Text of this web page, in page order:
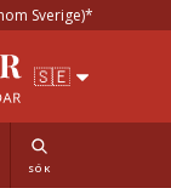
Sverige)*
SÖK